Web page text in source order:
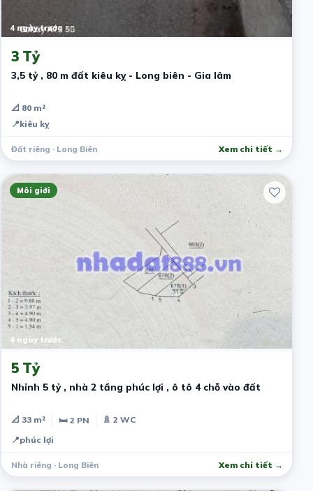
4 ngày trước
3 Tỷ
3,5 tỷ , 80 m đất kiêu kỵ - Long biên - Gia lâm
📐 80 m²
📍kiêu kỵ
Đất riêng · Long Biên Xem chi tiết →
Môi giới
4 ngày trước
5 Tỷ
Nhỉnh 5 tỷ , nhà 2 tầng phúc lợi , ô tô 4 chỗ vào đất
📐 33 m² 🛏 2 PN
🚿 2 WC
📍phúc lợi
Nhà riêng · Long Biên Xem chi tiết →